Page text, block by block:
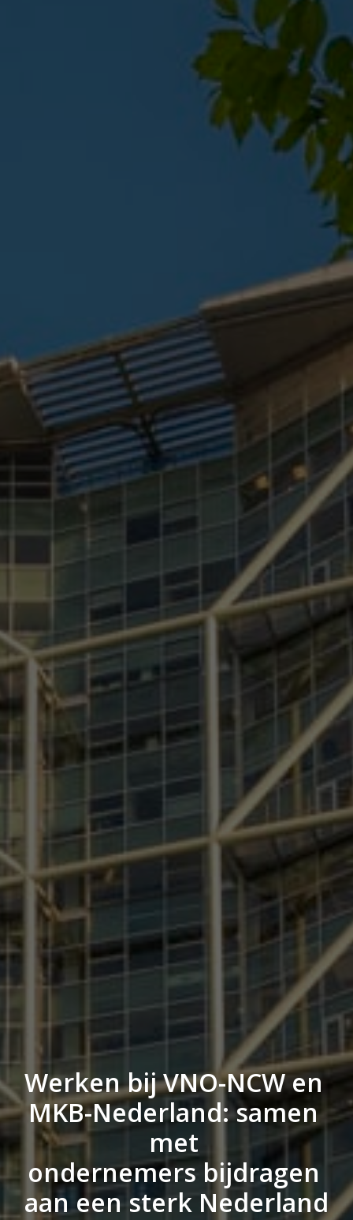
Werken bij VNO-NCW en
MKB-Nederland: samen
met
ondernemers bijdragen
aan een sterk Nederland